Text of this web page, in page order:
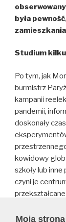
Moja
była
Studium
Po tym, jak
burmistrz
kampanii
pandemii,
doskonały
kowidowy
szkoły lub
czyni je
innych celów
Ale to nie